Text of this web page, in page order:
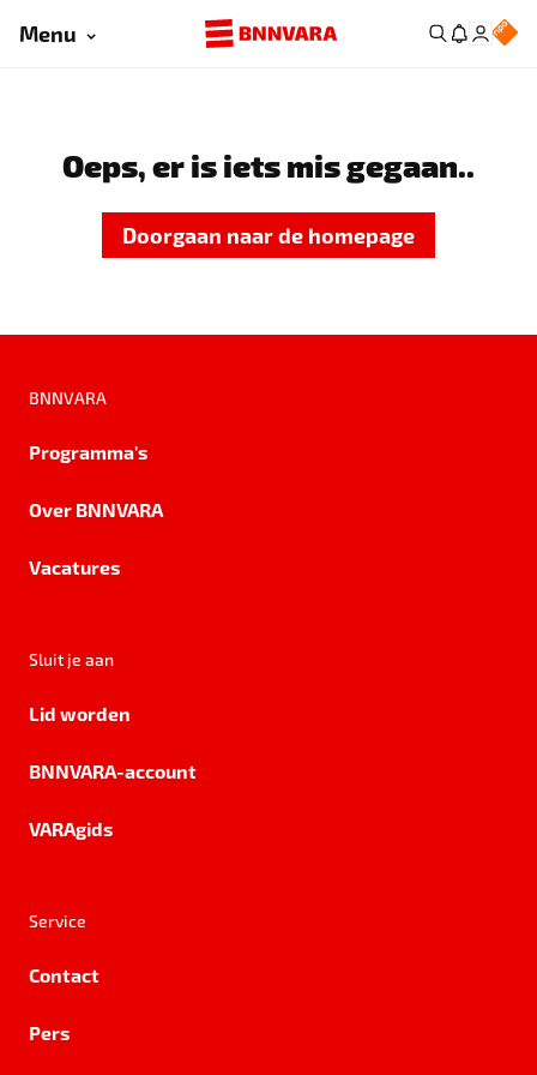
Menu
Oeps, er is iets mis gegaan..
Doorgaan naar de homepage
BNNVARA
Programma's
Over BNNVARA
Vacatures
Sluit je aan
Lid worden
BNNVARA-account
VARAgids
Service
Contact
Pers